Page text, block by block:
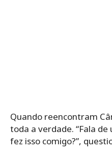
Quando reencontram
toda a verdade. “Fala de
fez isso comigo?”,